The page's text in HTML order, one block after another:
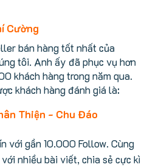
Cường
bán hàng tốt nhất của
tôi. Anh ấy đã phục vụ hơn
khách hàng trong năm qua.
khách hàng đánh giá là:
Thiện - Chu Đáo
với gần 10.000 Follow. Cùng
nhiều bài viết, chia sẻ cực kì